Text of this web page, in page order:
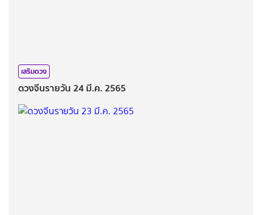
เสริมดวง
ดวงจีนรายวัน 24 มี.ค. 2565